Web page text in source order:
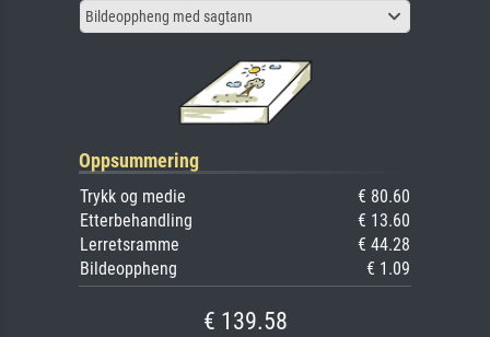
Bildeoppheng med sagtann
Oppsummering
Trykk og medie
€ 80.60
Etterbehandling
€ 13.60
Lerretsramme
€ 44.28
Bildeoppheng
€ 1.09
€ 139.58